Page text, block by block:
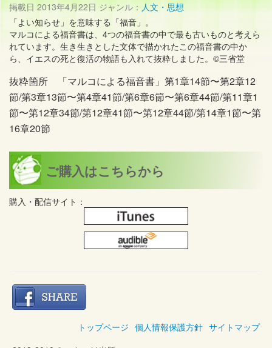
掲載日 2013年4月22日 ジャンル： 人文・思想
「よい知らせ」を意味する「福音」。
マルコによる福音書は、4つの福音書の中で最も古いものと考えら
れています。生き生きとした文体で描かれたこの福音書の中か
ら、イエスの死と復活の物語も入れて抜粋しました。©三省堂
抜粋箇所 「マルコによる福音書」第1章14節〜第2章12
節/第3章13節〜第4章41節/第6章6節〜第6章44節/第11章1
節〜第12章34節/第12章41節〜第12章44節/第14章1節〜第
16章20節
ご購入はこちらから
購入・配信サイト：
トップページ 個人情報保護方針 サイトマップ